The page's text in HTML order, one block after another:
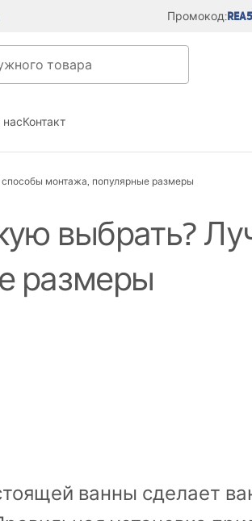
Промокод:REA5
Контакт
монтажа, популярные размеры
выбрать?
размеры
ванны сделает